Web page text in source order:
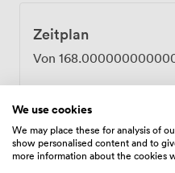
Zeitplan
Von
Ausstattungen
We use cookies
We may place these for analysis of
show personalised content and to
more information about the cookies